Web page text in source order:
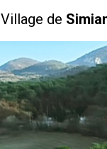
Village de